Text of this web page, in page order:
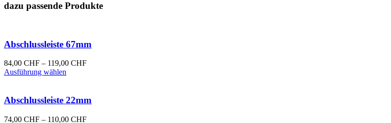
dazu passende Produkte
Abschlussleiste 67mm
84,00 CHF – 119,00 CHFPreisspanne:
Ausführung wählen
mehrere
Varianten
auf.
Abschlussleiste 22mm
74,00 CHF – 110,00 CHFPreisspanne: